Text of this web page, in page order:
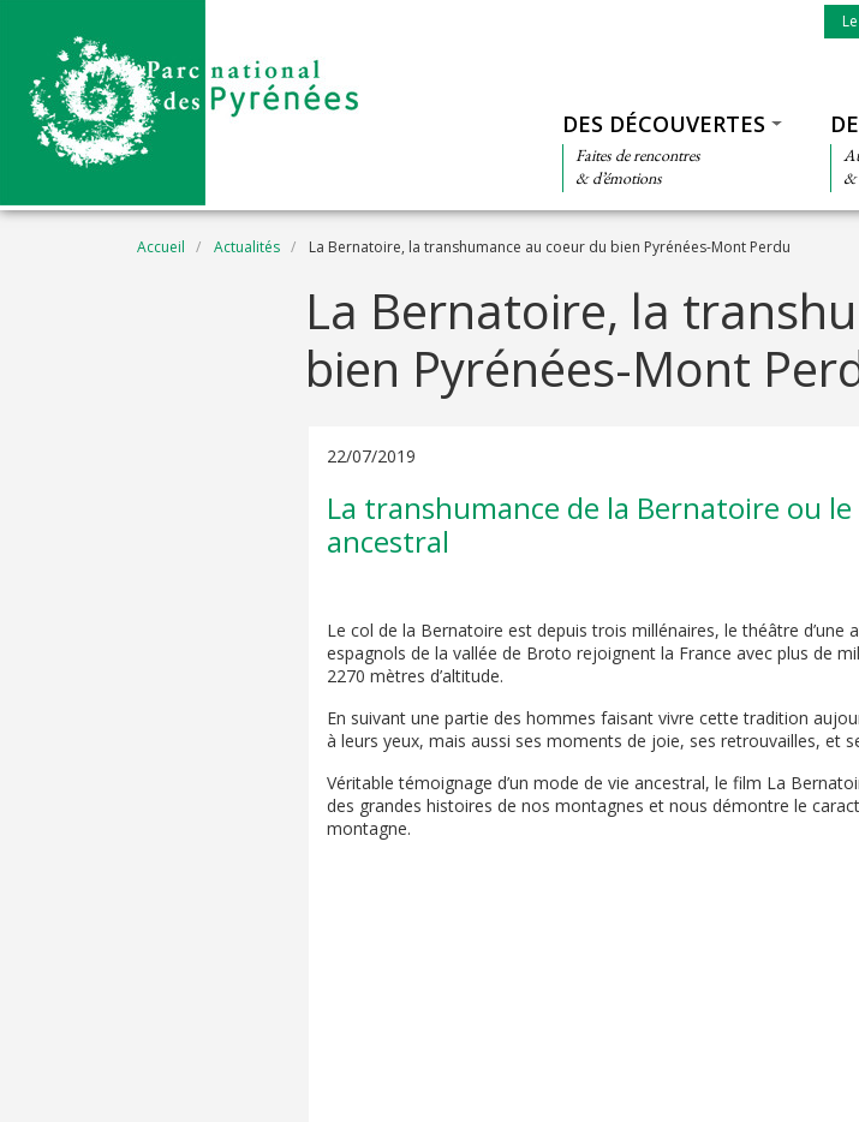
DES DÉCOUVERTES
Faites de rencontres
& d’émotions
&
Fil d'Ariane
Accueil Actualités La Bernatoire, la transhumance au coeur du bien Pyrénées-Mont Perdu
La Bernatoire, la
bien Pyrénées-Mont
22/07/2019
La transhumance de la Bernatoire ou
ancestral
Le col de la Bernatoire est depuis trois millénaires, le théâtre d’une
espagnols de la vallée de Broto rejoignent la France avec plus de
2270 mètres d’altitude.
En suivant une partie des hommes faisant vivre cette tradition
à leurs yeux, mais aussi ses moments de joie, ses retrouvailles, et
Véritable témoignage d’un mode de vie ancestral, le film La
des grandes histoires de nos montagnes et nous démontre le
montagne.